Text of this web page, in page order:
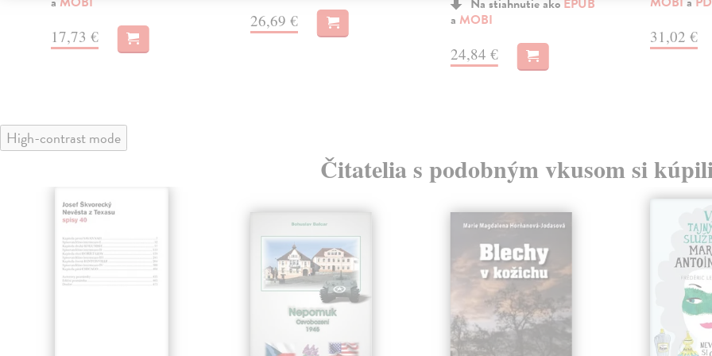
17,73 €
26,69 €
Na stiahnutie ako EPUB
a MOBI
24,84 €
31,02 €
High-contrast mode
Čitatelia s podobným vkusom si